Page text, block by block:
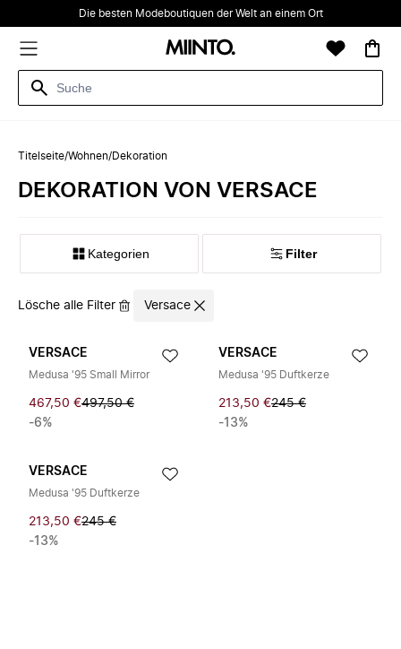
Die besten Modeboutiquen der Welt an einem Ort
Titelseite/Wohnen/Dekoration
DEKORATION VON VERSACE
Kategorien Filter
Lösche alle Filter Versace
VERSACE
Medusa '95 Small Mirror
467,50 €497,50 €
-6%
VERSACE
Medusa '95 Duftkerze
213,50 €245 €
-13%
VERSACE
Medusa '95 Duftkerze
213,50 €245 €
-13%